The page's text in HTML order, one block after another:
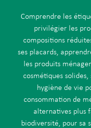
Comprendre les
privilégier les
compositions
ses placards,
les produits
cosmétiques solides,
hygiène de vie
consommation de
alternatives plus
biodiversité, pour sa